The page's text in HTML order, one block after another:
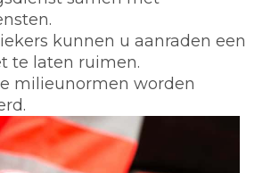
kunnen u aanraden een
te laten ruimen.
milieunormen worden